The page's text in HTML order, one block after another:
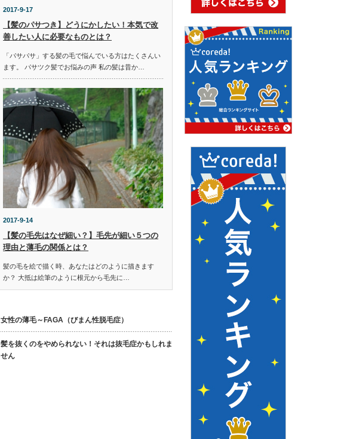
2017-9-17
【髪のパサつき】どうにかしたい！本気で改
善したい人に必要なものとは？
「パサパサ」する髪の毛で悩んでいる方はたくさんい
ます。 パサツク髪でお悩みの声 私の髪は昔か…
2017-9-14
【髪の毛先はなぜ細い？】毛先が細い５つの
理由と薄毛の関係とは？
髪の毛を絵で描く時、あなたはどのように描きます
か？ 大抵は絵筆のように根元から毛先に…
女性の薄毛～FAGA（びまん性脱毛症）
髪を抜くのをやめられない！それは抜毛症かもしれま
せん